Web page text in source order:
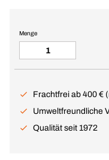
Menge
Frachtfrei ab 400 €
Umweltfreundliche
Qualität seit 1972